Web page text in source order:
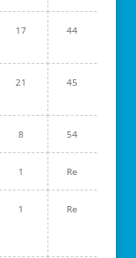
17 44
21 45
8 54
1 Re
1 Re